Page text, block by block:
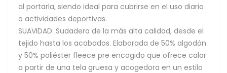
al portarla, siendo ideal para cubrirse en el uso diario
o actividades deportivas.
SUAVIDAD: Sudadera de la más alta calidad, desde el
tejido hasta los acabados. Elaborada de 50% algodón
y 50% poliéster fleece pre encogido que ofrece calor
a partir de una tela gruesa y acogedora en un estilo